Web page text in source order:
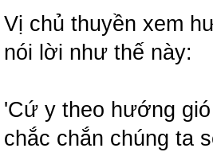
Vị chủ thuyền xem
nói lời như thế này:
'Cứ y theo hướng
chắc chắn chúng ta